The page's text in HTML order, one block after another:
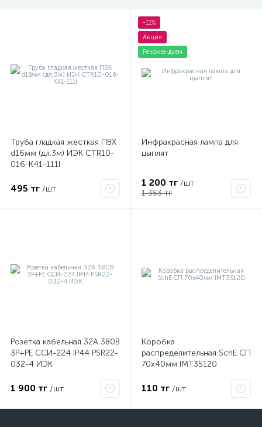
Труба гладкая жесткая ПВХ
d16мм (дл.3м) ИЭК CTR10-
016-K41-111I
495 тг /шт
-11%
Акция
Рекомендуем
Инфракрасная лампа для
цыплят
1 200 тг /шт
1 353 тг
Розетка кабельная 32А 380В
3P+PЕ ССИ-224 IP44 PSR22-
032-4 ИЭК
1 900 тг /шт
Коробка
распределительная SchE СП
70х40мм IMT35120
110 тг /шт